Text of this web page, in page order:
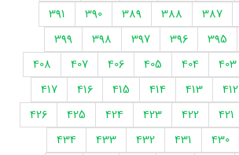
387
388
389
390
391
395
396
397
398
399
403
404
405
406
407
408
412
413
414
415
416
417
421
422
423
424
425
426
430
431
432
433
434